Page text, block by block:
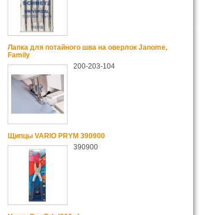
Лапка для потайного шва на оверлок Janome,
Family
200-203-104
Щипцы VARIO PRYM 390900
390900